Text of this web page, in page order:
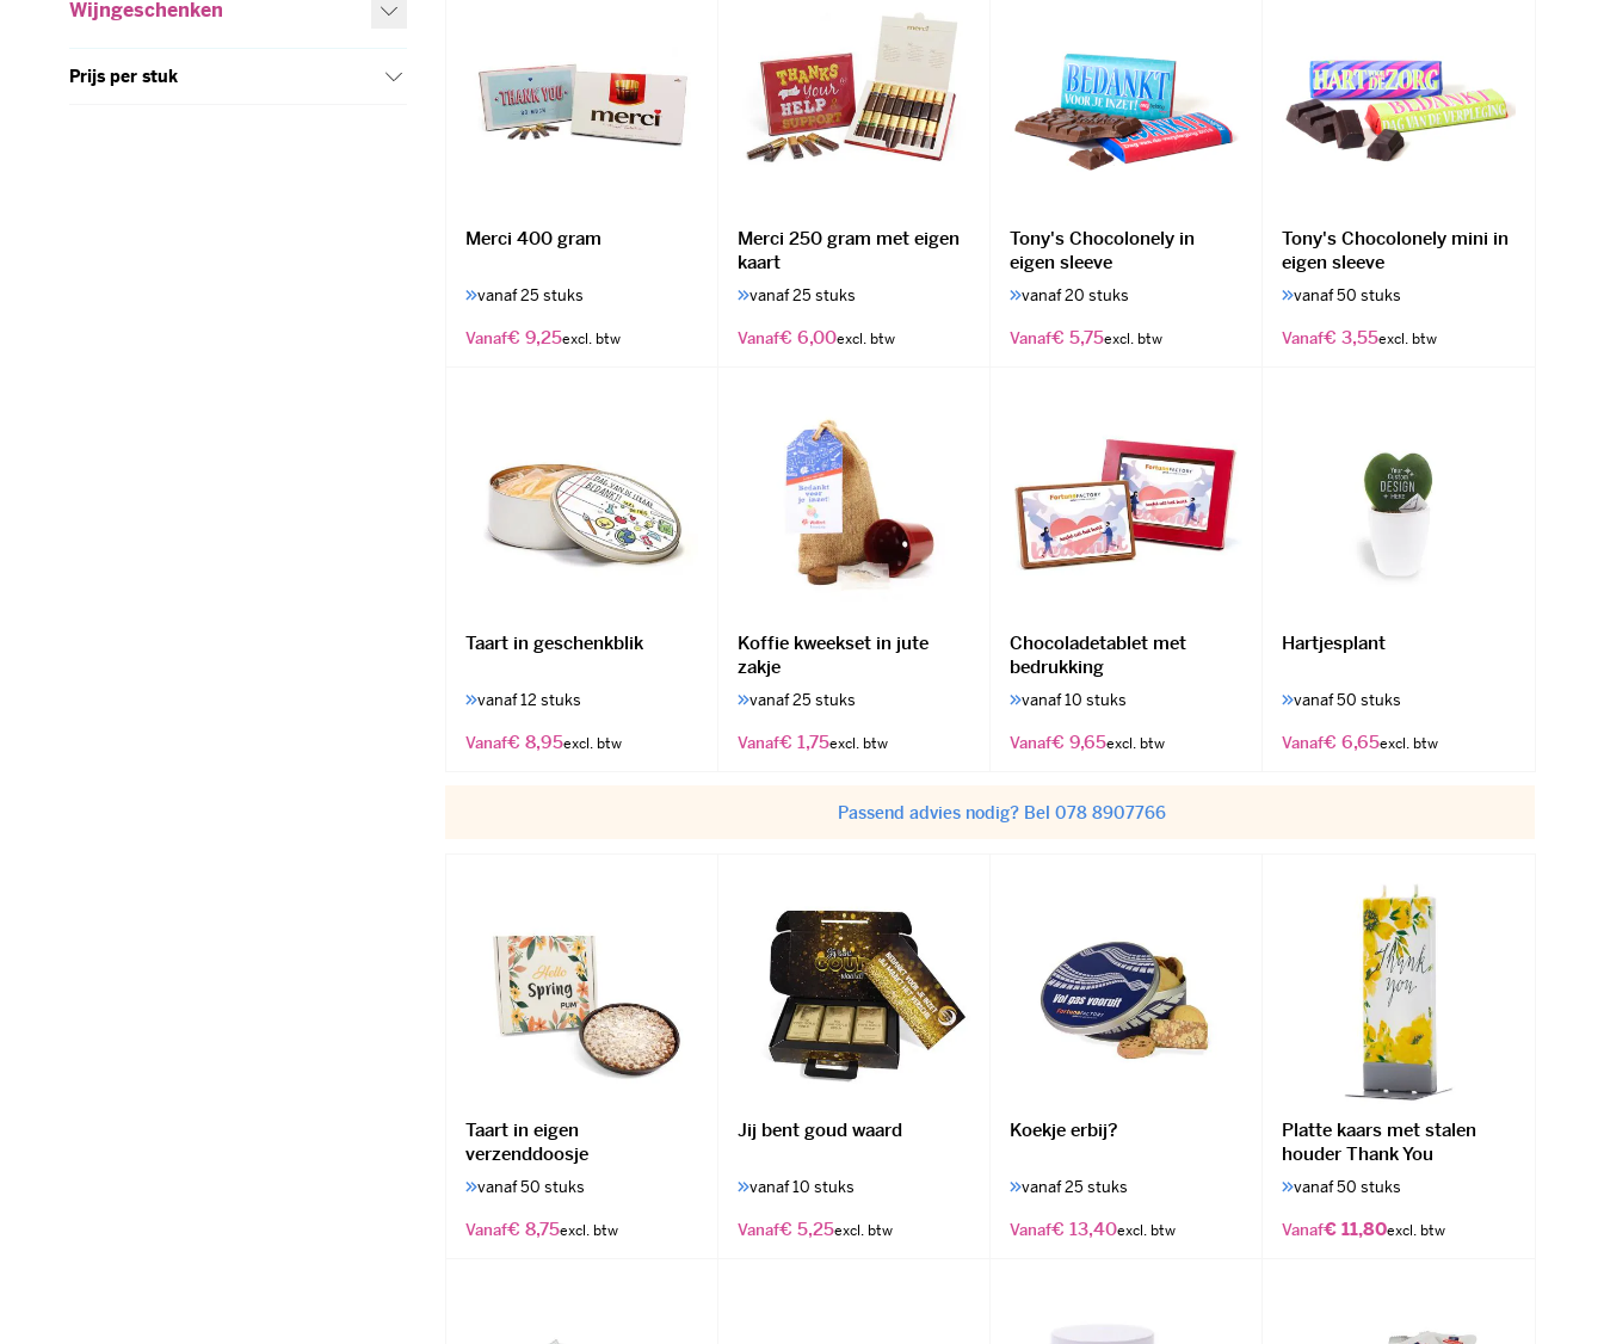
Wijngeschenken
Wijngeschenken
Prijs per stuk
Merci 400 gram
vanaf 25 stuks
Vanaf€ 9,25
Merci 250 gram met eigen
kaart
vanaf 25 stuks
Vanaf€ 6,00
Tony's Chocolonely in
eigen sleeve
vanaf 20 stuks
Vanaf€ 5,75
Tony's Chocolonely mini in
eigen sleeve
vanaf 50 stuks
Vanaf€ 3,55
Taart in geschenkblik
vanaf 12 stuks
Vanaf€ 8,95
Koffie kweekset in jute
zakje
vanaf 25 stuks
Vanaf€ 1,75
Chocoladetablet met
bedrukking
vanaf 10 stuks
Vanaf€ 9,65
Hartjesplant
vanaf 50 stuks
Vanaf€ 6,65
Passend advies nodig? Bel 078 8907766
Taart in eigen
verzenddoosje
vanaf 50 stuks
Vanaf€ 8,75
Jij bent goud waard
vanaf 10 stuks
Vanaf€ 5,25
Koekje erbij?
vanaf 25 stuks
Vanaf€ 13,40
Platte kaars met stalen
houder Thank You
vanaf 50 stuks
Vanaf€ 11,80